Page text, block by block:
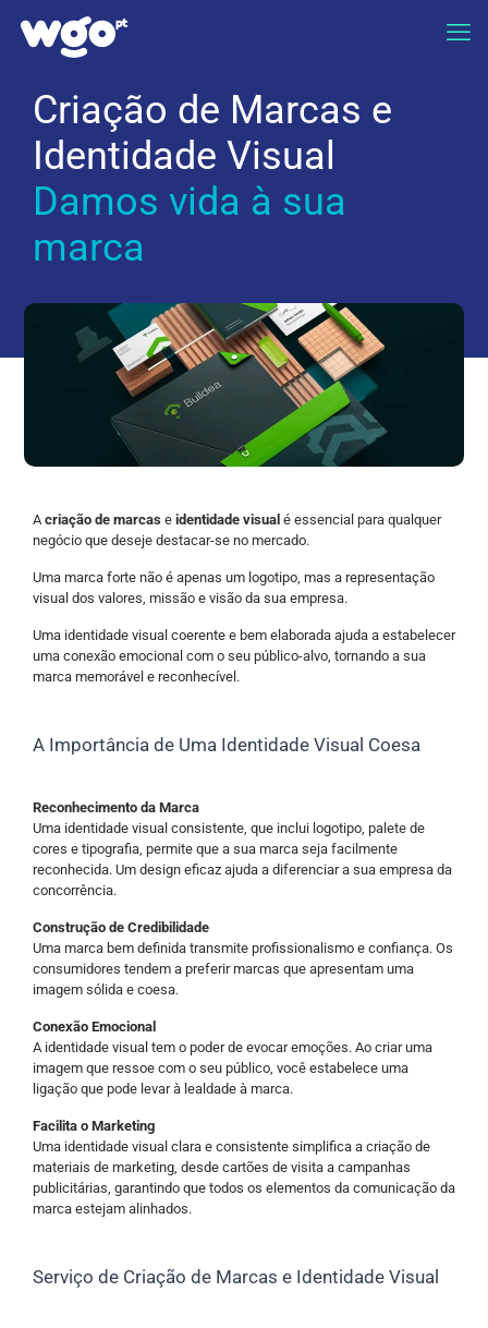
Criação de Marcas e
Identidade Visual
Damos vida à sua
marca
A criação de marcas e identidade visual é essencial para qualquer
negócio que deseje destacar-se no mercado.
Uma marca forte não é apenas um logotipo, mas a representação
visual dos valores, missão e visão da sua empresa.
Uma identidade visual coerente e bem elaborada ajuda a estabelecer
uma conexão emocional com o seu público-alvo, tornando a sua
marca memorável e reconhecível.
A Importância de Uma Identidade Visual Coesa
Reconhecimento da Marca
Uma identidade visual consistente, que inclui logotipo, palete de
cores e tipografia, permite que a sua marca seja facilmente
reconhecida. Um design eficaz ajuda a diferenciar a sua empresa da
concorrência.
Construção de Credibilidade
Uma marca bem definida transmite profissionalismo e confiança. Os
consumidores tendem a preferir marcas que apresentam uma
imagem sólida e coesa.
Conexão Emocional
A identidade visual tem o poder de evocar emoções. Ao criar uma
imagem que ressoe com o seu público, você estabelece uma
ligação que pode levar à lealdade à marca.
Facilita o Marketing
Uma identidade visual clara e consistente simplifica a criação de
materiais de marketing, desde cartões de visita a campanhas
publicitárias, garantindo que todos os elementos da comunicação da
marca estejam alinhados.
Serviço de Criação de Marcas e Identidade Visual